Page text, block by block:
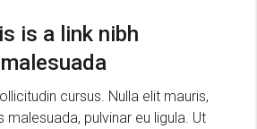
is a link nibh
cursus. Nulla elit mauris,
malesuada, pulvinar eu ligula. Ut